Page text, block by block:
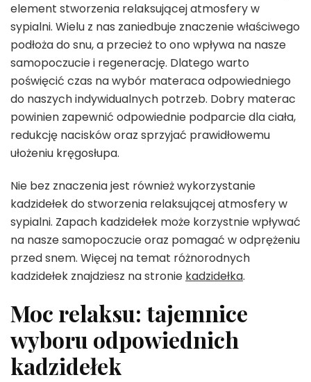
element stworzenia relaksującej atmosfery w
sypialni. Wielu z nas zaniedbuje znaczenie właściwego
podłoża do snu, a przecież to ono wpływa na nasze
samopoczucie i regenerację. Dlatego warto
poświęcić czas na wybór materaca odpowiedniego
do naszych indywidualnych potrzeb. Dobry materac
powinien zapewnić odpowiednie podparcie dla ciała,
redukcję nacisków oraz sprzyjać prawidłowemu
ułożeniu kręgosłupa.
Nie bez znaczenia jest również wykorzystanie
kadzidełek do stworzenia relaksującej atmosfery w
sypialni. Zapach kadzidełek może korzystnie wpływać
na nasze samopoczucie oraz pomagać w odprężeniu
przed snem. Więcej na temat różnorodnych
kadzidełek znajdziesz na stronie kadzidełka.
Moc relaksu: tajemnice
wyboru odpowiednich
kadzidełek